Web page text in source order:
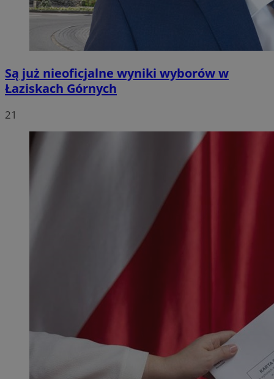
Są już nieoficjalne wyniki wyborów w
Łaziskach Górnych
21